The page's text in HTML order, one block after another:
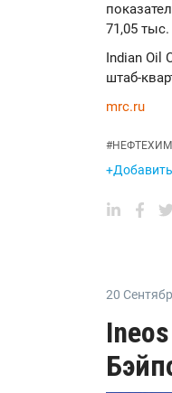
71,05
Indian Oil
штаб-
mrc.ru
#
20